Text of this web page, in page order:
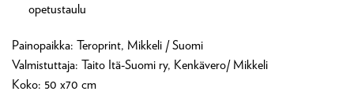
opetustaulu
Painopaikka: Teroprint, Mikkeli / Suomi
Valmistuttaja: Taito Itä-Suomi ry, Kenkävero/ Mikkeli
Koko: 50 x70 cm